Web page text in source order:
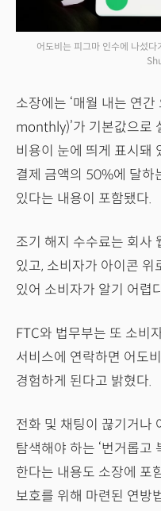
어도비는 피그마 인수에 나섰다
소장에는 ‘매월 내는 연
monthly)’가 기본값으로
비용이 눈에 띄게 표시돼
결제 금액의 50%에 달하
있다는 내용이 포함됐다.
조기 해지 수수료는 회사
있고, 소비자가 아이콘
있어 소비자가 알기 어렵
FTC와 법무부는 또 소비
서비스에 연락하면 어도
경험하게 된다고 밝혔다.
전화 및 채팅이 끊기거나
탐색해야 하는 ‘번거롭고
한다는 내용도 소장에 포
보호를 위해 마련된 연방